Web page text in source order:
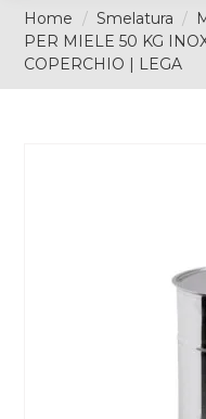
Home Smelatura
PER MIELE 50 KG
COPERCHIO | LEGA